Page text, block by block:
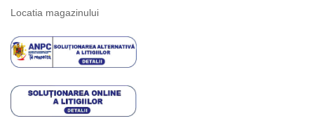
Locatia magazinului